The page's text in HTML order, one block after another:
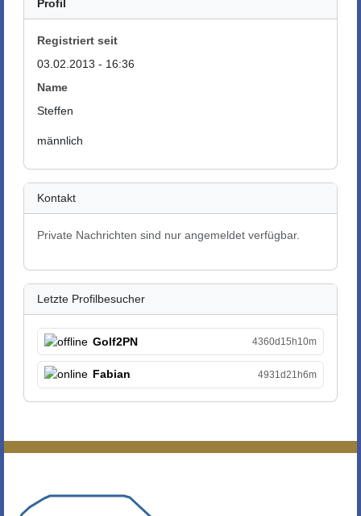
Profil
Registriert seit
03.02.2013 - 16:36
Name
Steffen
männlich
Kontakt
Private Nachrichten sind nur angemeldet verfügbar.
Letzte Profilbesucher
Golf2PN 4360d15h10m
Fabian 4931d21h6m